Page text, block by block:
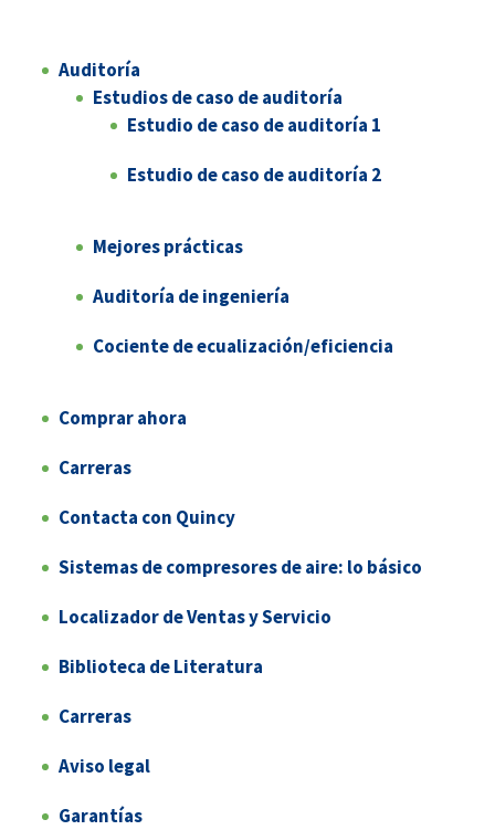
Auditoría
Estudios de caso de auditoría
Estudio de caso de auditoría 1
Estudio de caso de auditoría 2
Mejores prácticas
Auditoría de ingeniería
Cociente de ecualización/eficiencia
Comprar ahora
Carreras
Contacta con Quincy
Sistemas de compresores de aire: lo básico
Localizador de Ventas y Servicio
Biblioteca de Literatura
Carreras
Aviso legal
Garantías